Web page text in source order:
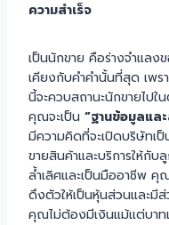
ความสำเร็จ
เป็นนักขาย คือร่างจำแลง
เคียงกับคำคำนั้นที่สุด เพร
นี้จะควบสถานะนักขายไป
คุณจะเป็น “ฐานข้อมูลแล
มีความคิดที่จะเปิดบริษัทเ
ขายสินค้าและบริการให้กั
ล้ำเลิศและเป็นมืออาชีพ คุ
ดึงตัวให้เป็นหุ้นส่วนและมีส่
คุณไม่ต้องมีเงินแม้แต่บาท